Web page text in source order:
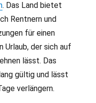
. Das Land bietet
Rentnern und
für einen
Urlaub, der sich auf
lässt. Das
gültig und lässt
verlängern.